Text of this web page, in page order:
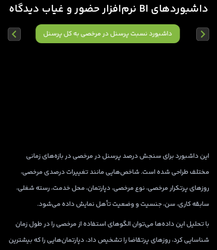
داشبوردهای BI نرم‌افزار حضور و غیاب دیدگاه
داشبورد نسبت پرسنل در مرخصی به کل پرسنل
این داشبورد برای سنجش درصد پرسنل در مرخصی در بازه‌های زمانی
مختلف طراحی شده است. شاخص‌هایی مانند تغییرات درصدی مرخصی،
روزهای پرتکرار مرخصی، نوع مرخصی، دپارتمان، محل خدمت، رسته شغلی،
سابقه کاری، سن، جنسیت و وضعیت تأهل نمایش داده می‌شود.
با تحلیل این داده‌ها می‌توان الگوهای استفاده از مرخصی را در طول زمان
شناسایی کرد، روزهای پرتقاضا را تشخیص داد، دپارتمان‌هایی را که بیشترین